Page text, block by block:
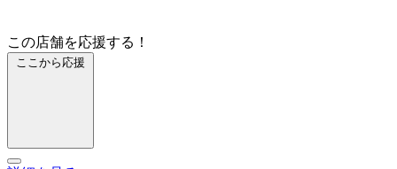
この店舗を応援する！
ここから応援